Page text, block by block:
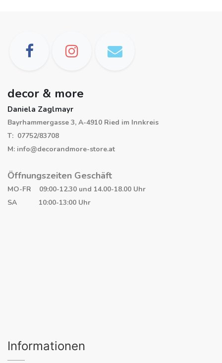
decor & more
Daniela Zaglmayr
Bayrhammergasse 3, A-4910 Ried im Innkreis
T: 07752/83708
M: info@decorandmore-store.at
Öffnungszeiten Geschäft
MO-FR 09:00-12.30 und 14.00-18.00 Uhr
SA 10:00-13:00 Uhr
Informationen